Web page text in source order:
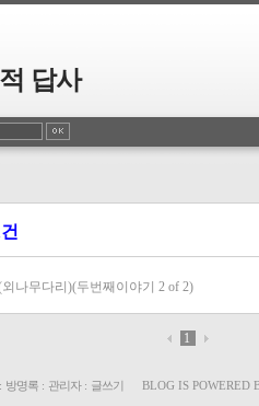
답사
나무다리)(두번째이야기 2 of 2)
1
: 방명록 : 관리자: 글쓰기 BLOG IS POWERED